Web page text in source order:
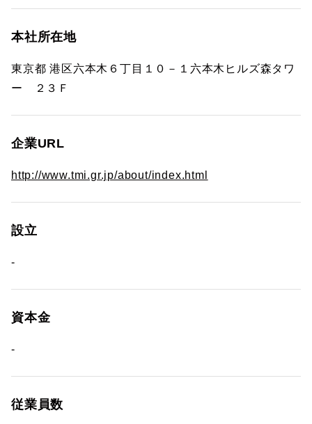
本社所在地
東京都 港区六本木６丁目１０－１六本木ヒルズ森タワ
ー ２３Ｆ
企業URL
http://www.tmi.gr.jp/about/index.html
設立
-
資本金
-
従業員数